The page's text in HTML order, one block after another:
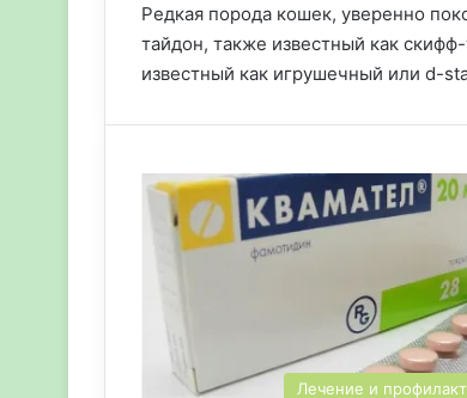
Редкая порода кошек, уверенно
тайдон, также известный как
известный как игрушечный или d-
Лечение и